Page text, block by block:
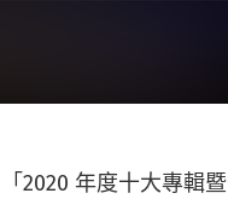
「2020 年度十大專輯